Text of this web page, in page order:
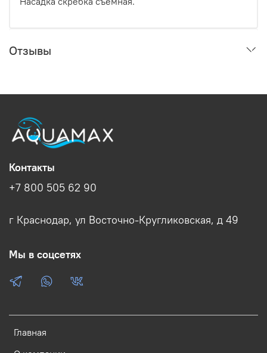
Отзывы
Главная
Контакты
+7 800 505 62 90
г Краснодар, ул Восточно-Кругликовская, д 49
Мы в соцсетях